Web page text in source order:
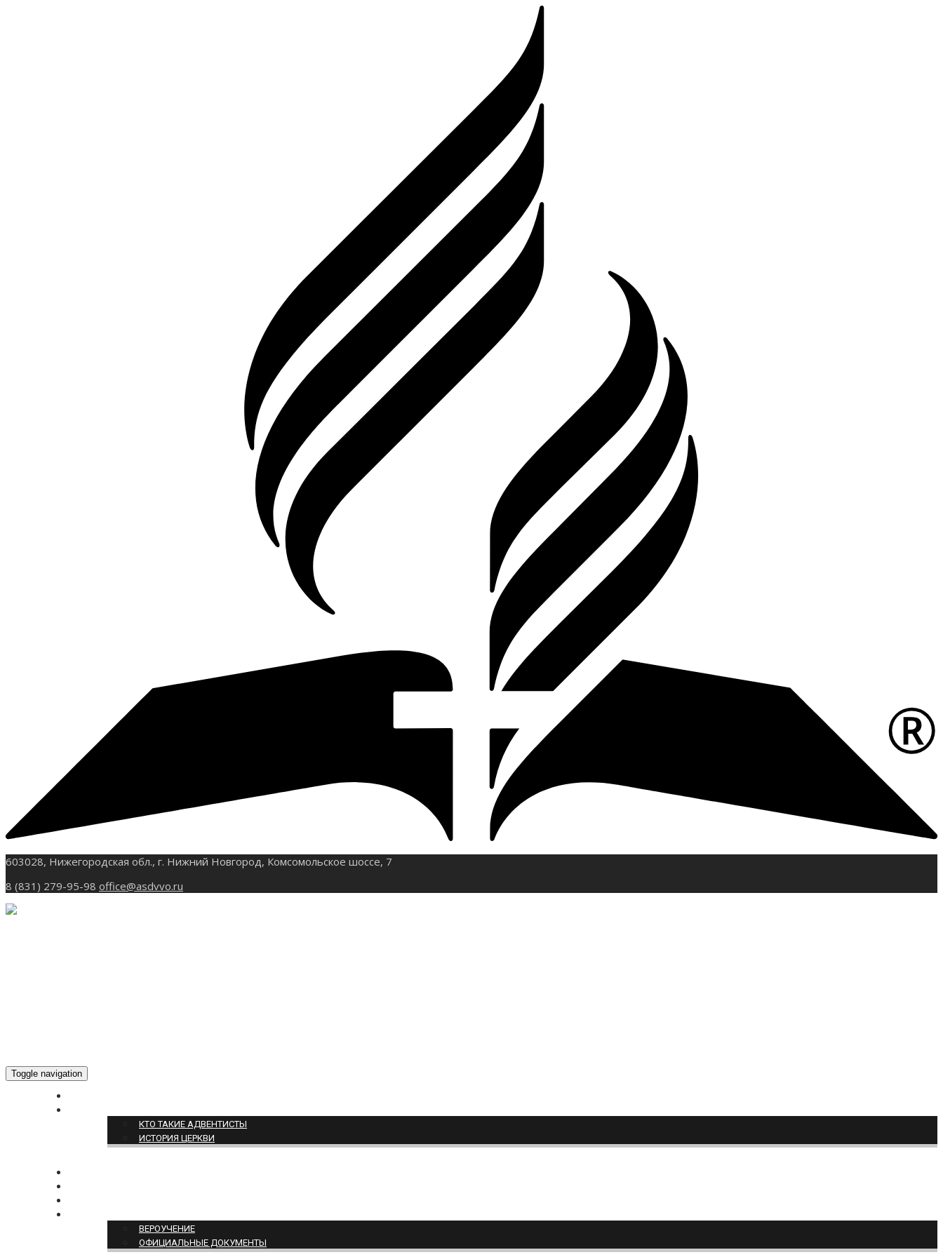
603028, Нижегородская обл., г. Нижний Новгород, Комсомольское шоссе, 7
8 (831) 279-95-98 office@asdvvo.ru
Toggle navigation
КТО ТАКИЕ АДВЕНТИСТЫ
ИСТОРИЯ ЦЕРКВИ
ВЕРОУЧЕНИЕ
ОФИЦИАЛЬНЫЕ ДОКУМЕНТЫ